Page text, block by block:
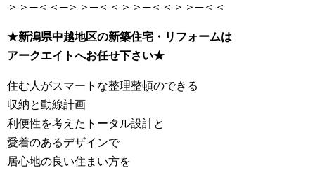
＞＞─＜＜─＞＞─＜＜＞＞─＜＜＞＞─＜＜
★新潟県中越地区の新築住宅・リフォームは
アークエイトへお任せ下さい★
住む人がスマートな整理整頓のできる
収納と動線計画
利便性を考えたトータル設計と
愛着のあるデザインで
居心地の良い住まい方を